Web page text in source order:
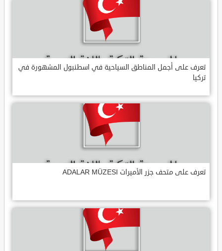
تعرف على أجمل المناطق السياحية في اسطنبول المشهورة في
تركيا
تعرف على متحف جزر الأميرات ADALAR MÜZESI